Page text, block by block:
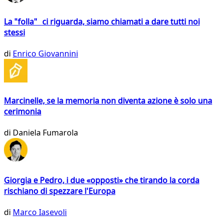
La "folla" ci riguarda, siamo chiamati a dare tutti noi
stessi
di Enrico Giovannini
Marcinelle, se la memoria non diventa azione è solo una
cerimonia
di Daniela Fumarola
Giorgia e Pedro, i due «opposti» che tirando la corda
rischiano di spezzare l'Europa
di Marco Iasevoli